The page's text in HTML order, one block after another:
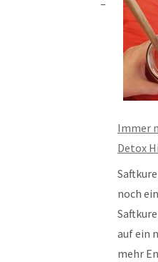
Immer
Detox
noch
auf ein
mehr